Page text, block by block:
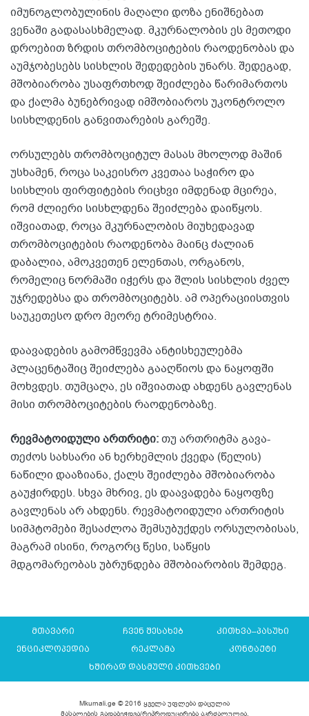
იმუნოგლობულინის მაღალი დოზა ენიშნებათ
ვენაში გადასასხმელად. მკურნალობის ეს მეთოდი
დროებით ზრდის თრომბოციტების რაოდენობას და
აუმჯობესებს სისხლის შედედების უნარს. შედეგად,
მშობიარობა უსაფრთხოდ შეიძლება წარიმართოს
და ქალმა ბუნებრივად იმშობიაროს უკონტროლო
სისხლდენის განვითარების გარეშე.
ორსულებს თრომბოციტულ მასას მხოლოდ მაშინ
უსხამენ, როცა საკეისრო კვეთაა საჭირო და
სისხლის ფირფიტების რიცხვი იმდენად მცირეა,
რომ ძლიერი სისხლდენა შეიძლება დაიწყოს.
იშვიათად, როცა მკურნალობის მიუხედავად
თრომბოციტების რაოდენობა მაინც ძალიან
დაბალია, ამოკვეთენ ელენთას, ორგანოს,
რომელიც ნორმაში იჭერს და შლის სისხლის ძველ
უჯრედებსა და თრომბოციტებს. ამ ოპერაციისთვის
საუკეთესო დრო მეორე ტრიმესტრია.
დაავადების გამომწვევმა ანტისხეულებმა
პლაცენტაშიც შეიძლება გააღწიოს და ნაყოფში
მოხვდეს. თუმცაღა, ეს იშვიათად ახდენს გავლენას
მისი თრომბოციტების რაოდენობაზე.
რევმატოიდული ართრიტი:თუ ართრიტმა გავა-
თეძოს სახსარი ან ხერხემლის ქვედა (წელის)
ნაწილი დააზიანა, ქალს შეიძლება მშობიარობა
გაუჭირდეს. სხვა მხრივ, ეს დაავადება ნაყოფზე
გავლენას არ ახდენს. რევმატოიდული ართრიტის
სიმპტომები შესაძლოა შემსუბუქდეს ორსულობისას,
მაგრამ ისინი, როგორც წესი, საწყის
მდგომარეობას უბრუნდება მშობიარობის შემდეგ.
მთავარი ჩვენ შესახებ
კითხვა–პასუხი
ენციკლოპედია
რეკლამა
კონტაქტი
ხშირად დასმული კითხვები
Mkurnali.ge © 2016 ყველა უფლება დაცულია
მასალების გადაბეჭდვა/რეპროდუცირება აკრძალულია,